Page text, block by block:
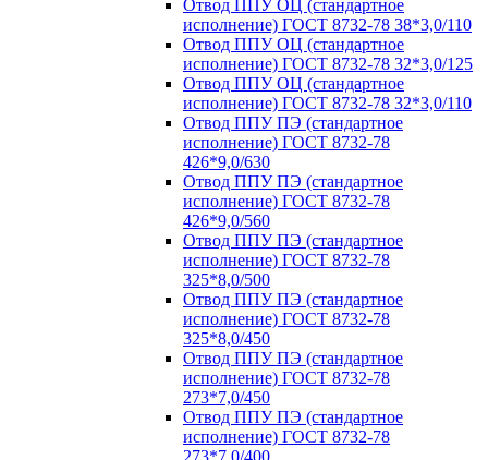
Отвод ППУ ОЦ (стандартное
исполнение) ГОСТ 8732-78 38*3,0/110
Отвод ППУ ОЦ (стандартное
исполнение) ГОСТ 8732-78 32*3,0/125
Отвод ППУ ОЦ (стандартное
исполнение) ГОСТ 8732-78 32*3,0/110
Отвод ППУ ПЭ (стандартное
исполнение) ГОСТ 8732-78
426*9,0/630
Отвод ППУ ПЭ (стандартное
исполнение) ГОСТ 8732-78
426*9,0/560
Отвод ППУ ПЭ (стандартное
исполнение) ГОСТ 8732-78
325*8,0/500
Отвод ППУ ПЭ (стандартное
исполнение) ГОСТ 8732-78
325*8,0/450
Отвод ППУ ПЭ (стандартное
исполнение) ГОСТ 8732-78
273*7,0/450
Отвод ППУ ПЭ (стандартное
исполнение) ГОСТ 8732-78
273*7,0/400